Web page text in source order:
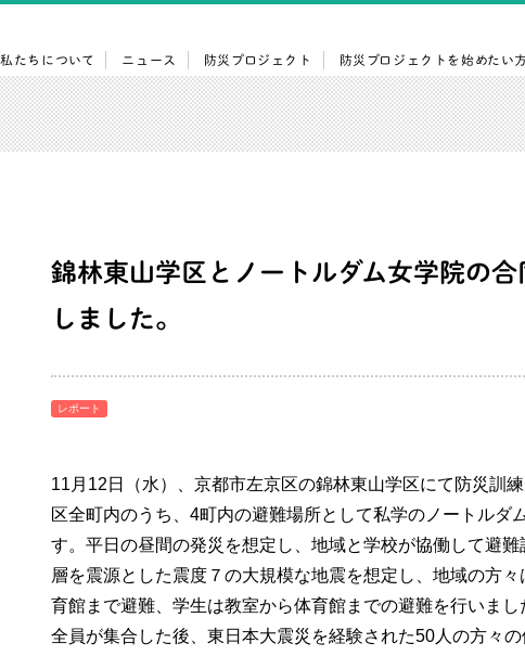
私たちについて ニュース 防災プロジェクト 防災プロジェクトを始めたい
錦林東山学区とノートルダム女学院の
しました。
レポート
11月12日（水）、京都市左京区の錦林東山学区にて防災訓
区全町内のうち、4町内の避難場所として私学のノートルダ
す。平日の昼間の発災を想定し、地域と学校が協働して避
層を震源とした震度７の大規模な地震を想定し、地域の方
育館まで避難、学生は教室から体育館までの避難を行いまし
全員が集合した後、東日本大震災を経験された50人の方々